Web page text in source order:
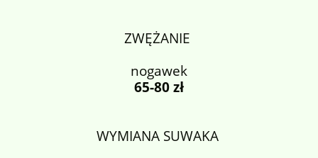
ZWĘŻANIE
nogawek
65-80 zł
WYMIANA SUWAKA